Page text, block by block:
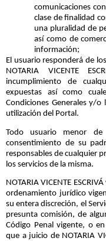
comunicaciones
clase de finalidad
una pluralidad de
así como de
información;
El usuario responderá de
NOTARIA VICENTE
incumplimiento de
expuestas así como
Condiciones Generales y/
utilización del Portal.
Todo usuario menor
consentimiento de su
responsables de cualquier
los servicios de la misma.
NOTARIA VICENTE
ordenamiento jurídico
su entera discreción, el
presunta comisión, de
Código Penal vigente, o
que a juicio de NOTARIA